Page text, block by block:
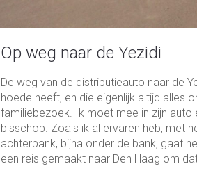
Op weg naar de Yezidi
De weg van de distributieauto naar de
hoede heeft, en die eigenlijk altijd alles
familiebezoek. Ik moet mee in zijn auto
bisschop. Zoals ik al ervaren heb, met
achterbank, bijna onder de bank, gaat
een reis gemaakt naar Den Haag om